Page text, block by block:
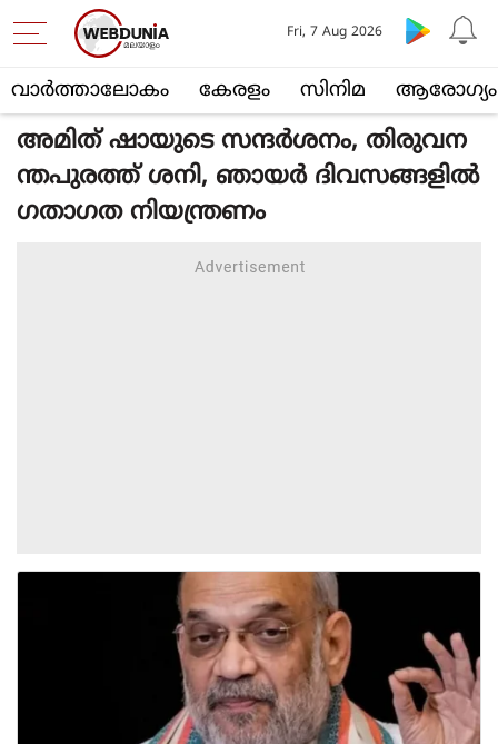
വാര്‍ത്താലോകം കേരളം സിനിമ ആരോഗ്യം
Fri, 7 Aug 2026
അമിത് ഷായുടെ സന്ദർശനം, തിരുവന
ന്തപുരത്ത് ശനി, ഞായർ ദിവസങ്ങളിൽ
ഗതാഗത നിയന്ത്രണം